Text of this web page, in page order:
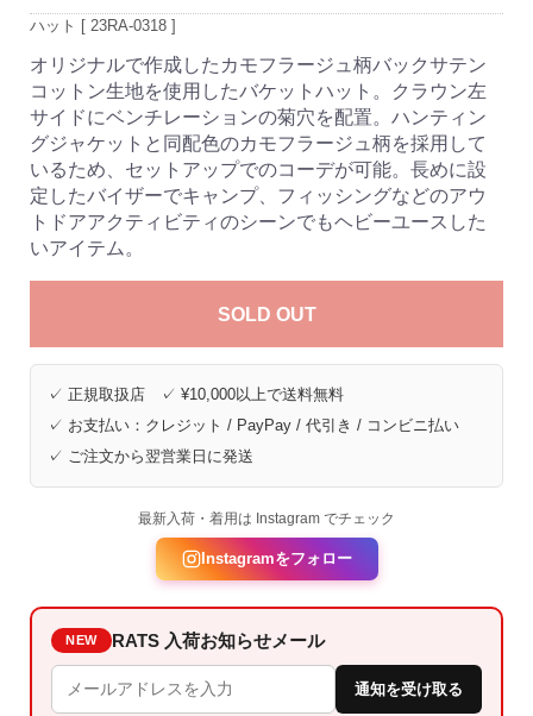
ハット [ 23RA-0318 ]
オリジナルで作成したカモフラージュ柄バックサテン
コットン生地を使用したバケットハット。クラウン左
サイドにベンチレーションの菊穴を配置。ハンティン
グジャケットと同配色のカモフラージュ柄を採用して
いるため、セットアップでのコーデが可能。長めに設
定したバイザーでキャンプ、フィッシングなどのアウ
トドアアクティビティのシーンでもヘビーユースした
いアイテム。
SOLD OUT
✓ 正規取扱店 ✓ ¥10,000以上で送料無料
✓ お支払い：クレジット / PayPay / 代引き / コンビニ払い
✓ ご注文から翌営業日に発送
最新入荷・着用は Instagram でチェック
Instagramをフォロー
NEW RATS 入荷お知らせメール
通知を受け取る